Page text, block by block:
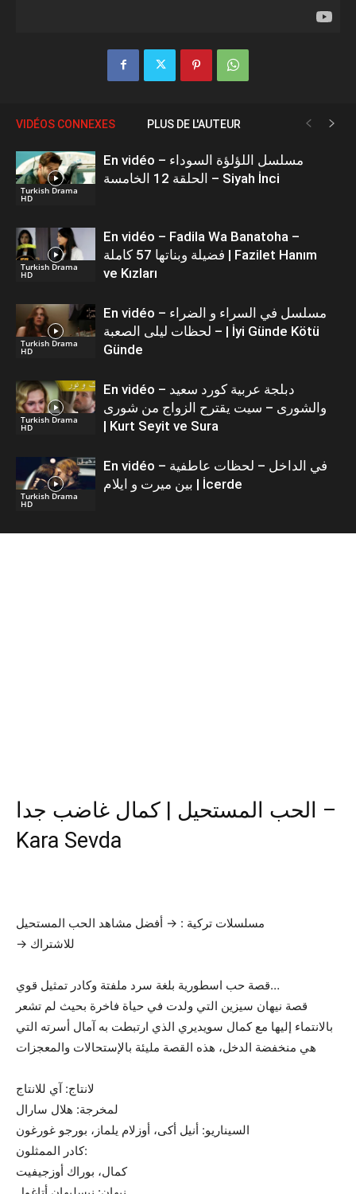
VIDÉOS CONNEXES PLUS DE L'AUTEUR
Turkish Drama
HD
En vidéo – مسلسل اللؤلؤة السوداء
الحلقة 12 الخامسة – Siyah İnci
Turkish Drama
HD
En vidéo – Fadila Wa Banatoha –
فضيلة وبناتها 57 كاملة | Fazilet Hanım
ve Kızları
Turkish Drama
HD
En vidéo – مسلسل في السراء و الضراء
– لحظات ليلى الصعبة | İyi Günde Kötü
Günde
Turkish Drama
HD
En vidéo – دبلجة عربية كورد سعيد
والشورى – سيت يقترح الزواج من شورى
| Kurt Seyit ve Sura
Turkish Drama
HD
En vidéo – في الداخل – لحظات عاطفية
بين ميرت و ايلام | İcerde
الحب المستحيل | كمال غاضب جدا –
Kara Sevda
مسلسلات تركية : → أفضل مشاهد الحب المستحيل
→ للاشتراك
قصة حب اسطورية بلغة سرد ملفتة وكادر تمثيل قوي…
قصة نيهان سيزين التي ولدت في حياة فاخرة بحيث لم تشعر
بالانتماء إليها مع كمال سويديري الذي ارتبطت به آمال أسرته التي
هي منخفضة الدخل، هذه القصة مليئة بالإستحالات والمعجزات
لانتاج: آي للانتاج
لمخرجة: هلال سارال
السيناريو: أنيل أكى، أوزلام يلماز، بورجو غورغون
كادر الممثلون:
كمال، بوراك أوزجيفيت